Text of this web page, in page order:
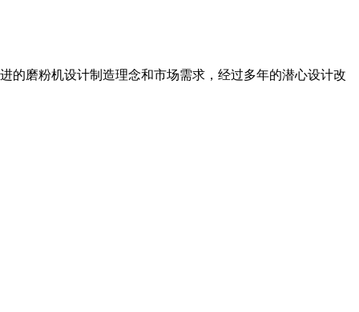
的磨粉机设计制造理念和市场需求，经过多年的潜心设计改